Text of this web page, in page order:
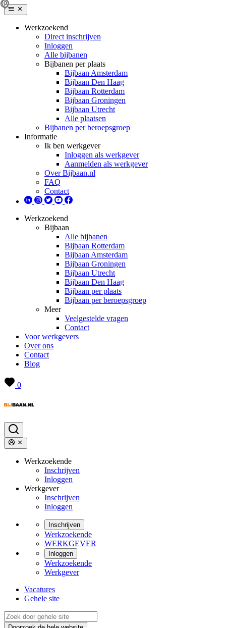
Werkzoekend
Direct inschrijven
Inloggen
Alle bijbanen
Bijbanen per plaats
Bijbaan Amsterdam
Bijbaan Den Haag
Bijbaan Rotterdam
Bijbaan Groningen
Bijbaan Utrecht
Alle plaatsen
Bijbanen per beroepsgroep
Informatie
Ik ben werkgever
Inloggen als werkgever
Aanmelden als werkgever
Over Bijbaan.nl
FAQ
Contact
Werkzoekend
Bijbaan
Alle bijbanen
Bijbaan Rotterdam
Bijbaan Amsterdam
Bijbaan Groningen
Bijbaan Utrecht
Bijbaan Den Haag
Bijbaan per plaats
Bijbaan per beroepsgroep
Meer
Veelgestelde vragen
Contact
Voor werkgevers
Over ons
Contact
Blog
0
Werkzoekende
Inschrijven
Inloggen
Werkgever
Inschrijven
Inloggen
Inschrijven
Werkzoekende
WERKGEVER
Inloggen
Werkzoekende
Werkgever
Vacatures
Gehele site